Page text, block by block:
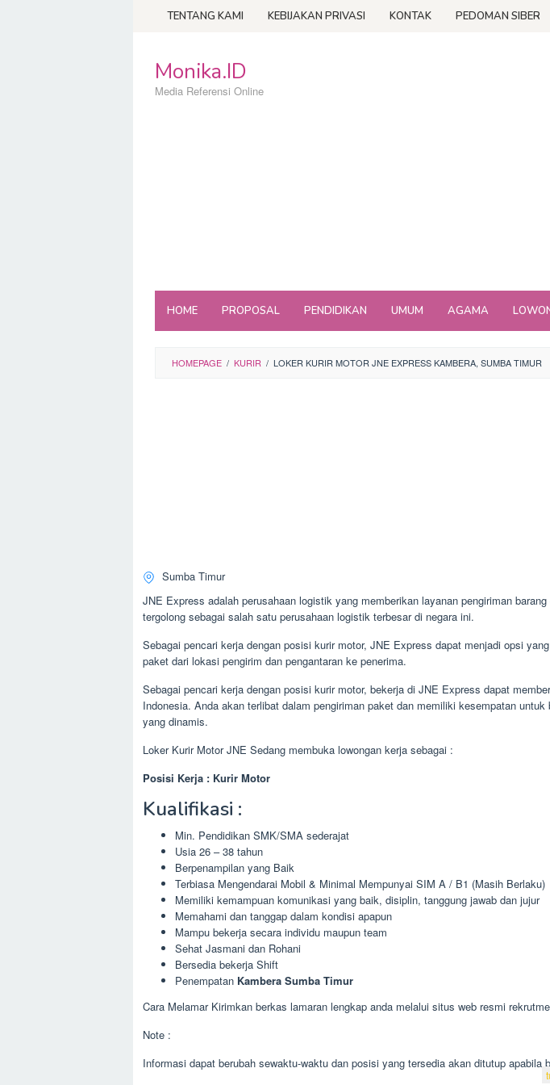
TENTANG KAMI KEBIJAKAN PRIVASI KONTAK PEDOMAN SIBER
Monika.ID
Media Referensi Online
HOME PROPOSAL PENDIDIKAN UMUM AGAMA
HOMEPAGE / KURIR / LOKER KURIR MOTOR JNE EXPRESS KAMBERA, SUMBA TIMUR
Sumba Timur
JNE Express adalah perusahaan logistik yang memberikan layanan pengiriman
tergolong sebagai salah satu perusahaan logistik terbesar di negara ini.
Sebagai pencari kerja dengan posisi kurir motor, JNE Express dapat menjadi opsi
paket dari lokasi pengirim dan pengantaran ke penerima.
Sebagai pencari kerja dengan posisi kurir motor, bekerja di JNE Express dapat
Indonesia. Anda akan terlibat dalam pengiriman paket dan memiliki kesempatan
yang dinamis.
Loker Kurir Motor JNE Sedang membuka lowongan kerja sebagai :
Posisi Kerja : Kurir Motor
Kualifikasi :
Min. Pendidikan SMK/SMA sederajat
Usia 26 – 38 tahun
Berpenampilan yang Baik
Terbiasa Mengendarai Mobil & Minimal Mempunyai SIM A / B1 (Masih Berlaku)
Memiliki kemampuan komunikasi yang baik, disiplin, tanggung jawab dan jujur
Memahami dan tanggap dalam kondisi apapun
Mampu bekerja secara individu maupun team
Sehat Jasmani dan Rohani
Bersedia bekerja Shift
Penempatan Kambera Sumba Timur
Cara Melamar Kirimkan berkas lamaran lengkap anda melalui situs web resmi
Note :
Informasi dapat berubah sewaktu-waktu dan posisi yang tersedia akan ditutup apabila